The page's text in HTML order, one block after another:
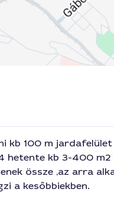
kb 100 m
kb 3-400
össze ,az arra
a kesőbbiekben.